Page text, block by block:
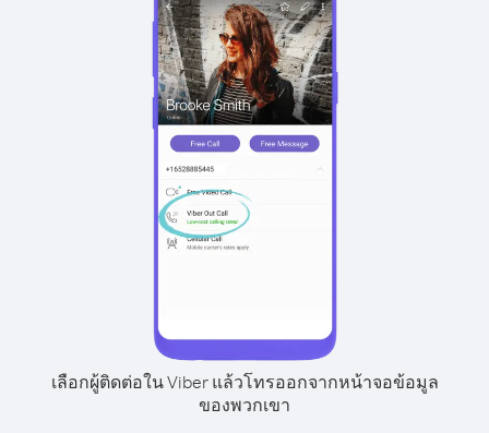
เลือกผู้ติดต่อใน Viber แล้วโทรออกจากหน้าจอข้อมูล
ของพวกเขา